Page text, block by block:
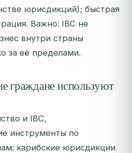
юрисдикций); быстрая
Важно: IBC не
внутри страны
за её пределами.
граждане используют
и IBC,
инструменты по
карибские юрисдикции